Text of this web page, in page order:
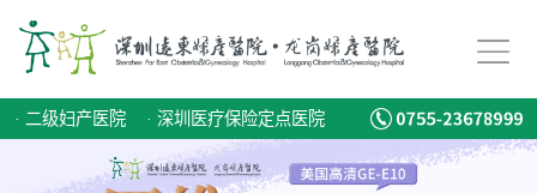
· 二级妇产医院 · 深圳医疗保险定点医院